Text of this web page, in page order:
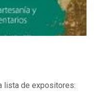
lista de expositores: